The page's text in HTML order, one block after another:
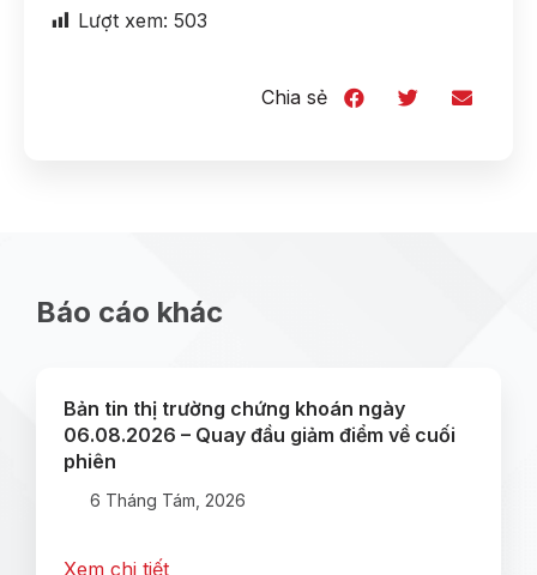
Lượt xem: 503
Chia sẻ
Báo cáo khác
Bản tin thị trường chứng khoán ngày
06.08.2026 – Quay đầu giảm điểm về cuối
phiên
6 Tháng Tám, 2026
Xem chi tiết